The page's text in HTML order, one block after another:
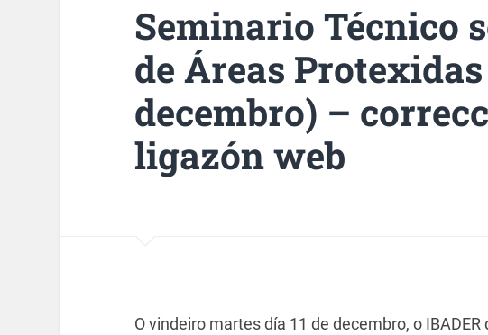
Seminario Técnico
de Áreas Protexidas
decembro) –
ligazón web
O vindeiro martes día 11 de decembro, o